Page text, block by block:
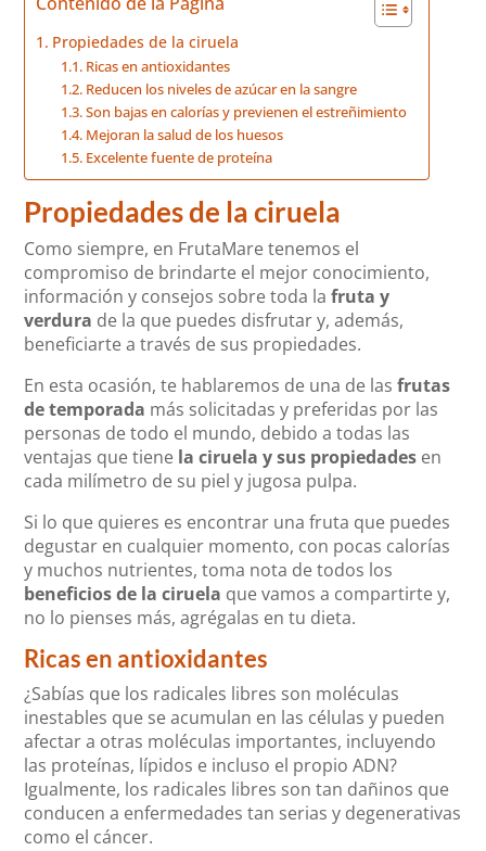
Propiedades de la ciruela
Ricas en antioxidantes
Reducen los niveles de azúcar en la sangre
Son bajas en calorías y previenen el estreñimiento
Mejoran la salud de los huesos
Excelente fuente de proteína
Propiedades de la ciruela
Como siempre, en FrutaMare tenemos el
compromiso de brindarte el mejor conocimiento,
información y consejos sobre toda lafruta y
verdura de la que puedes disfrutar y, además,
beneficiarte a través de sus propiedades.
En esta ocasión, te hablaremos de una de lasfrutas
de temporada más solicitadas y preferidas por las
personas de todo el mundo, debido a todas las
ventajas que tiene la ciruela y sus propiedades en
cada milímetro de su piel y jugosa pulpa.
Si lo que quieres es encontrar una fruta que puedes
degustar en cualquier momento, con pocas calorías
y muchos nutrientes, toma nota de todos los
beneficios de la ciruela que vamos a compartirte y,
no lo pienses más, agrégalas en tu dieta.
Ricas en antioxidantes
¿Sabías que los radicales libres son moléculas
inestables que se acumulan en las células y pueden
afectar a otras moléculas importantes, incluyendo
las proteínas, lípidos e incluso el propio ADN?
Igualmente, los radicales libres son tan dañinos que
conducen a enfermedades tan serias y degenerativas
como el cáncer.